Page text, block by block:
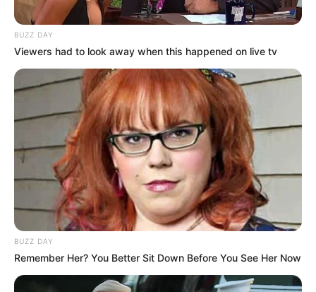
Intip 10 Olahraga Paling
Aneh di Dunia, Ada yang
Jadi Tradisi
10 Universitas Terbaik di
Surabaya, Jadi Incaran
Calon Mahasiswa
Sejarah Bataviasche
Nouvelles, Koran Pertama
Sejarah Terbentuknya
Taliban, Kini Kembali
BUZZ DAY
Viewers had to look away when this happened on live tv
BUZZ DAY
Remember Her? You Better Sit Down Before You See Her Now